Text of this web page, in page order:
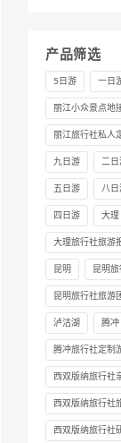
产品筛选
5日游 一日
丽江小众景点地
丽江旅行社私人
九日游 二日
五日游 八日
四日游 大理
大理旅行社旅游
昆明 昆明旅
昆明旅行社旅游
泸沽湖 腾冲
腾冲旅行社定制
西双版纳旅行社
西双版纳旅行社
西双版纳旅行社